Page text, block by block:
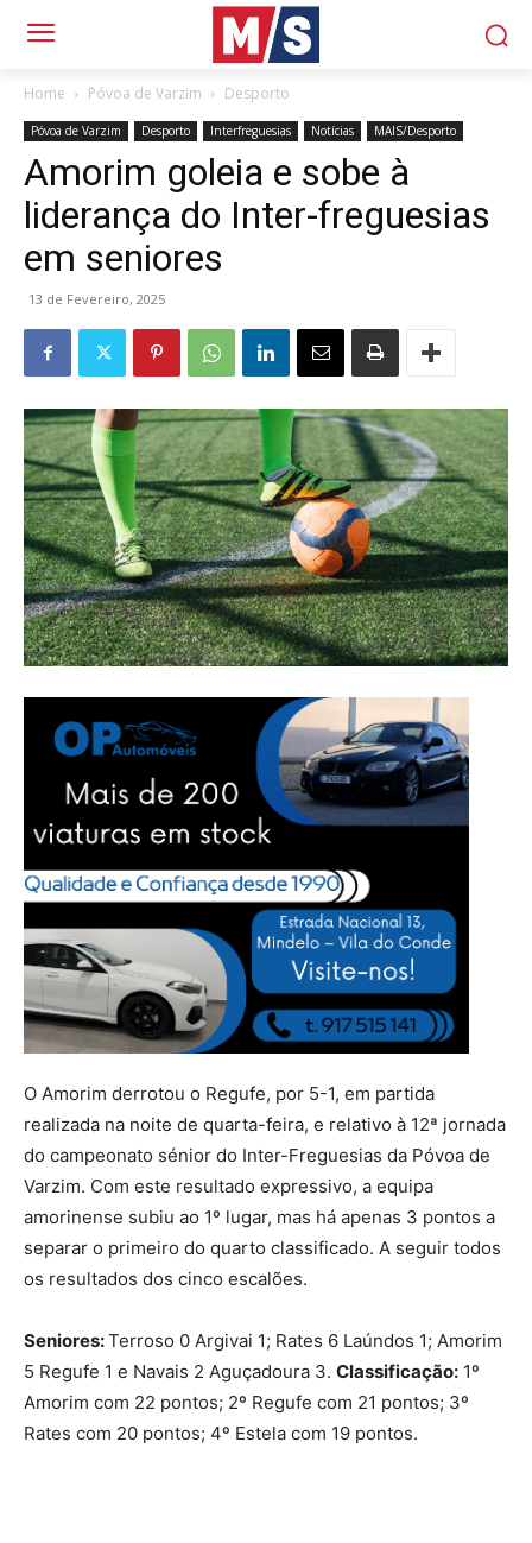
Home Póvoa de Varzim Desporto
Póvoa de Varzim Desporto Interfreguesias Notícias MAIS/Desporto
Amorim goleia e sobe à
liderança do Inter-freguesias
em seniores
13 de Fevereiro, 2025
O Amorim derrotou o Regufe, por 5-1, em partida
realizada na noite de quarta-feira, e relativo à 12ª jornada
do campeonato sénior do Inter-Freguesias da Póvoa de
Varzim. Com este resultado expressivo, a equipa
amorinense subiu ao 1º lugar, mas há apenas 3 pontos a
separar o primeiro do quarto classificado. A seguir todos
os resultados dos cinco escalões.
Seniores:Terroso 0 Argivai 1; Rates 6 Laúndos 1; Amorim
5 Regufe 1 e Navais 2 Aguçadoura 3. Classificação: 1º
Amorim com 22 pontos; 2º Regufe com 21 pontos; 3º
Rates com 20 pontos; 4º Estela com 19 pontos.